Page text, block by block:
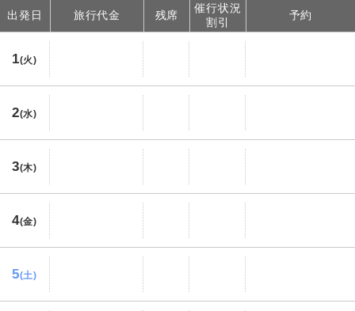
出発日 旅行代金 残席
催行状況
割引
予約
1(火)
2(水)
3(木)
4(金)
5(土)